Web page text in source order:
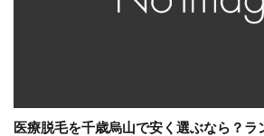
医療脱毛を千歳烏山で安く選ぶなら？ラ